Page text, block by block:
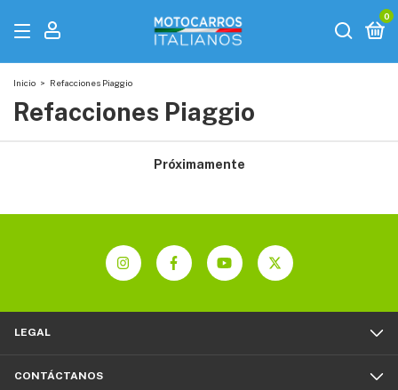
0
Inicio > Refacciones Piaggio
Refacciones Piaggio
Próximamente
LEGAL
CONTÁCTANOS